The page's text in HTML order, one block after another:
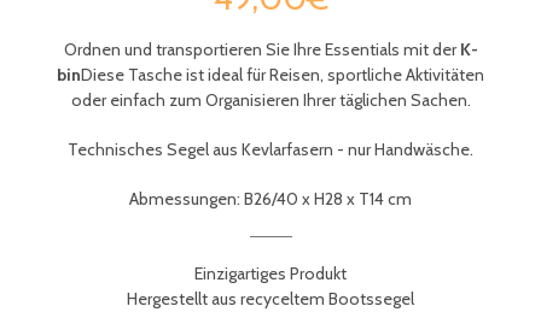
Ordnen und transportieren Sie Ihre Essentials mit derK-
binDiese Tasche ist ideal für Reisen, sportliche Aktivitäten
oder einfach zum Organisieren Ihrer täglichen Sachen.
Technisches Segel aus Kevlarfasern - nur Handwäsche.
Abmessungen: B26/40 x H28 x T14 cm
Einzigartiges Produkt
Hergestellt aus recyceltem Bootssegel